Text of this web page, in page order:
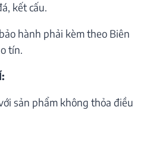
kết cấu.
hành phải kèm theo Biên
tín.
sản phẩm không thỏa điều